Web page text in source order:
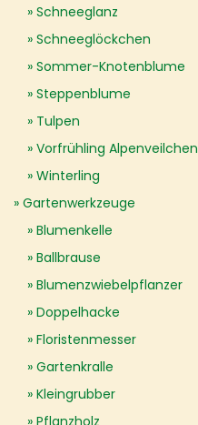
Schneeglanz
Schneeglöckchen
Sommer-Knotenblume
Steppenblume
Tulpen
Vorfrühling Alpenveilchen
Winterling
Gartenwerkzeuge
Blumenkelle
Ballbrause
Blumenzwiebelpflanzer
Doppelhacke
Floristenmesser
Gartenkralle
Kleingrubber
Pflanzholz